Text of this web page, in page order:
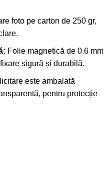
foto pe carton de 250 gr,
Folie magnetică de 0.6 mm
sigură și durabilă.
este ambalată
pentru protecție